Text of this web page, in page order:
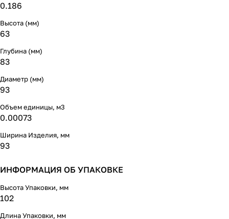
0.186
Высота (мм)
63
Глубина (мм)
83
Диаметр (мм)
93
Объем единицы, м3
0.00073
Ширина Изделия, мм
93
ИНФОРМАЦИЯ ОБ УПАКОВКЕ
Высота Упаковки, мм
102
Длина Упаковки, мм